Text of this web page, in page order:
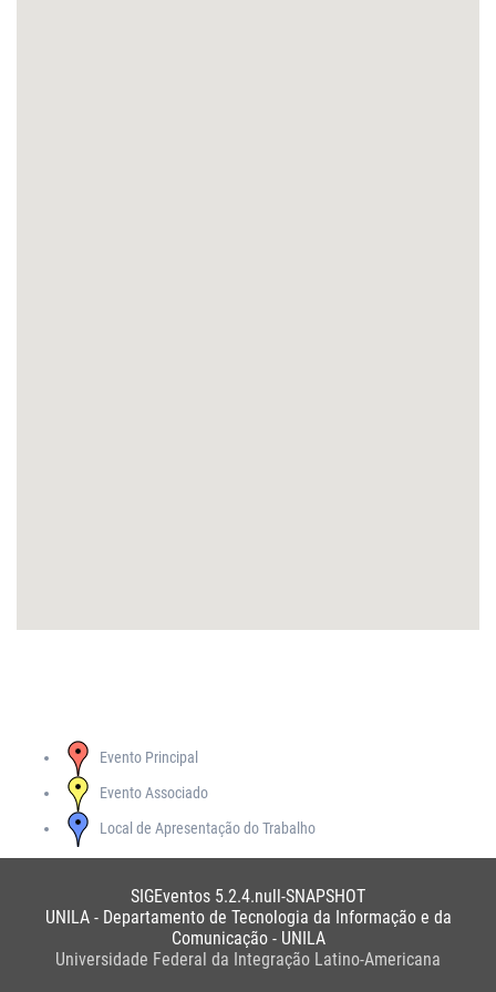
Evento Principal
Evento Associado
Local de Apresentação do Trabalho
SIGEventos 5.2.4.null-SNAPSHOT
UNILA - Departamento de Tecnologia da Informação e da
Comunicação - UNILA
Universidade Federal da Integração Latino-Americana